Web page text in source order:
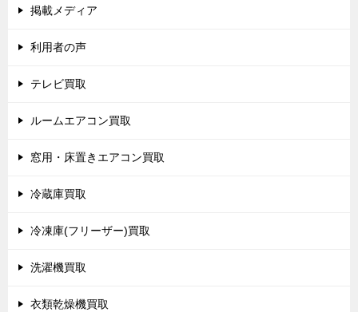
掲載メディア
利用者の声
テレビ買取
ルームエアコン買取
窓用・床置きエアコン買取
冷蔵庫買取
冷凍庫(フリーザー)買取
洗濯機買取
衣類乾燥機買取